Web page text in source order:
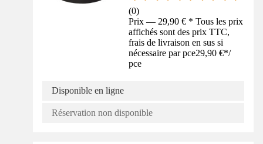
(0)
Prix — 29,90 € * Tous les prix
affichés sont des prix TTC,
frais de livraison en sus si
nécessaire par pce29,90 €*/
pce
Disponible en ligne
Réservation non disponible